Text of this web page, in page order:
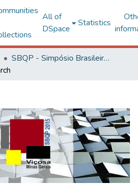
All of
DSpace
Statistics
SBQP - Simpósio Brasileiro de Qualidade do Projeto no Ambiente Construído